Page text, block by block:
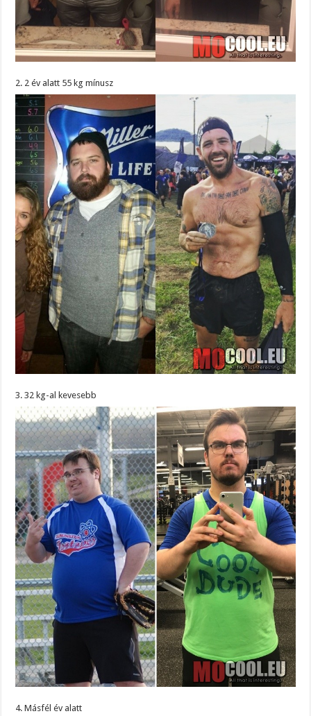
2. 2 év alatt 55 kg mínusz
3. 32 kg-al kevesebb
4. Másfél év alatt